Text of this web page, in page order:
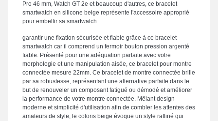
Pro 46 mm, Watch GT 2e et beaucoup d'autres, ce bracelet
smartwatch en silicone beige représente l'accessoire approprié
pour embellir sa smartwatch.
garantir une fixation sécurisée et fiable grâce à ce bracelet
smartwatch car il comprend un fermoir bouton pression argenté
fiable. Présenté pour une adéquation parfaite avec votre
morphologie et une manipulation aisée, ce bracelet pour montre
connectée mesure 22mm. Ce bracelet de montre connectée brille
par sa robustesse, représentant une alternative parfaite dans le
but de renouveler un composant fatigué ou démodé et améliorer
la performance de votre montre connectée. Mêlant design
moderne et simplicité d'utilisation afin de combler les attentes des
amateurs de style, le coloris beige évoque un style raffiné qui